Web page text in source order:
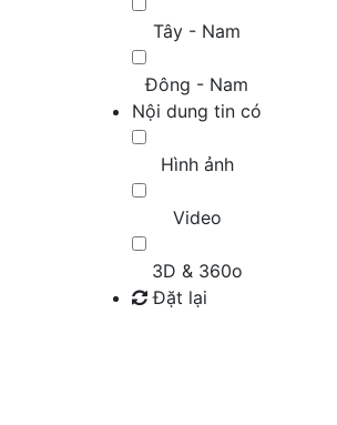
Tây - Nam
Đông - Nam
Nội dung tin có
Hình ảnh
Video
3D & 360o
Đặt lại